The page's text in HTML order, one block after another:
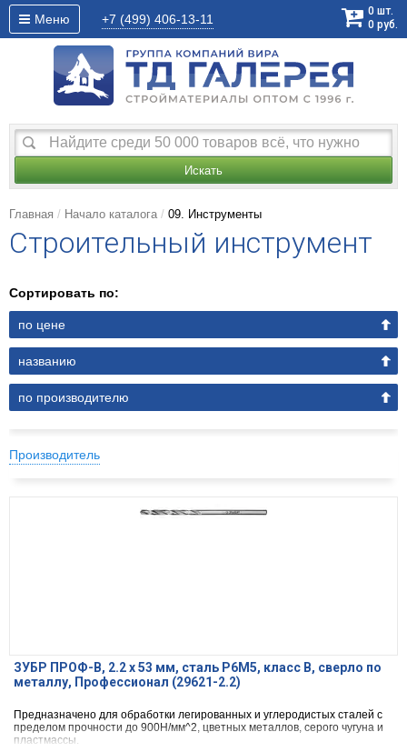
Меню +7 (499) 406-13-11
0 шт.
0 руб.
Искать
Главная Начало каталога 09. Инструменты
Строительный инструмент
Сортировать по:
по цене
названию
по производителю
Производитель
ЗУБР ПРОФ-В, 2.2 х 53 мм, сталь Р6М5, класс В, сверло по
металлу, Профессионал (29621-2.2)
Предназначено для обработки легированных и углеродистых сталей с
пределом прочности до 900Н/мм^2, цветных металлов, серого чугуна и
пластмассы.